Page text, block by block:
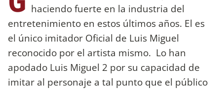
haciendo fuerte en la industria del
entretenimiento en estos últimos años. El es
el único imitador Oficial de Luis Miguel
reconocido por el artista mismo. Lo han
apodado Luis Miguel 2 por su capacidad de
imitar al personaje a tal punto que el público